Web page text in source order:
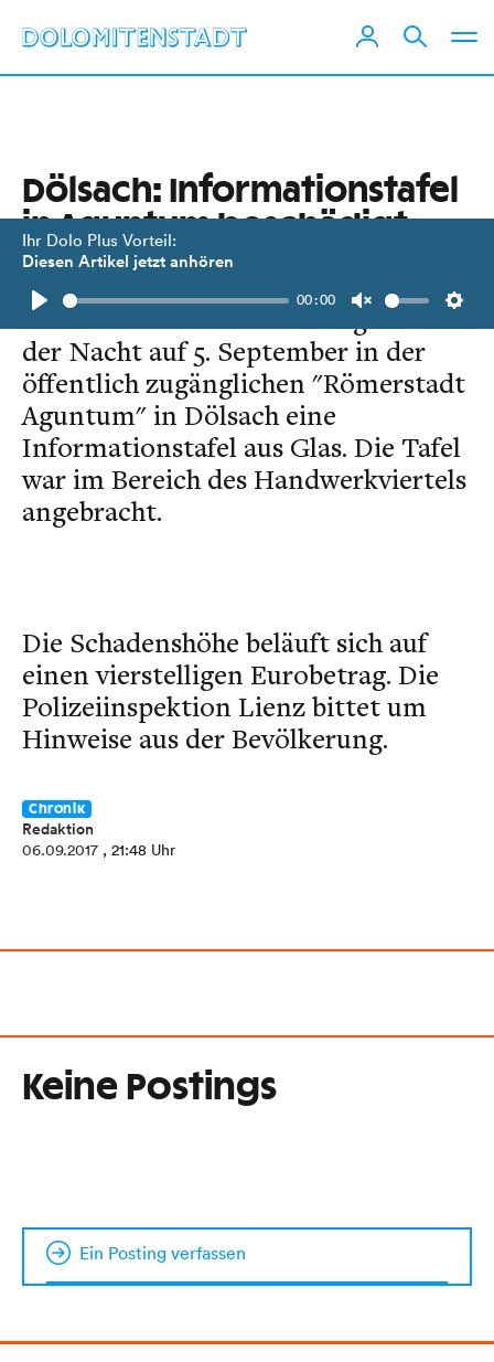
Ihr Dolo Plus Vorteil:
Diesen Artikel jetzt anhören
Play
00:00
Unmute
Dölsach: Informationstafel
in Aguntum beschädigt.
Zeugen gesucht!
Unbekannte Täter beschädigten in
der Nacht auf 5. September in der
öffentlich zugänglichen "Römerstadt
Aguntum" in Dölsach eine
Informationstafel aus Glas. Die Tafel
war im Bereich des Handwerkviertels
angebracht.
Die Schadenshöhe beläuft sich auf
einen vierstelligen Eurobetrag. Die
Polizeiinspektion Lienz bittet um
Hinweise aus der Bevölkerung.
Chronik
Redaktion
06.09.2017 , 21:48 Uhr
Keine Postings
Ein Posting verfassen